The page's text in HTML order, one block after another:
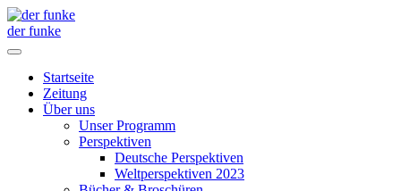
der funke
Startseite
Zeitung
Über uns
Unser Programm
Perspektiven
Deutsche Perspektiven
Weltperspektiven 2023